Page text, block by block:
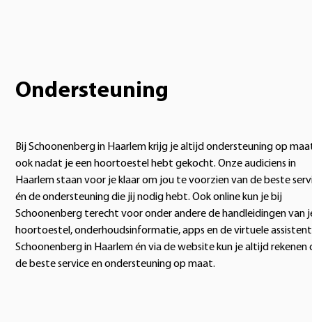
Ondersteuning
Bij Schoonenberg in Haarlem krijg je altijd ondersteuning op
ook nadat je een hoortoestel hebt gekocht. Onze audiciens in
Haarlem staan voor je klaar om jou te voorzien van de beste
én de ondersteuning die jij nodig hebt. Ook online kun je bij
Schoonenberg terecht voor onder andere de handleidingen van
hoortoestel, onderhoudsinformatie, apps en de virtuele
Schoonenberg in Haarlem én via de website kun je altijd rekenen
de beste service en ondersteuning op maat.